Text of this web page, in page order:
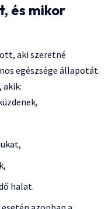
és mikor
aki szeretné
egészsége állapotát.
akik:
halat.